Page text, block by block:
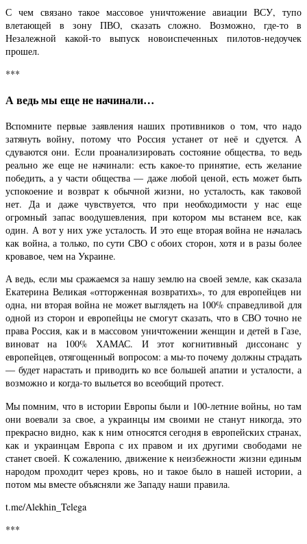
С чем связано такое массовое уничтожение авиации ВСУ, тупо
влетающей в зону ПВО, сказать сложно. Возможно, где-то в
Незалежной какой-то выпуск новоиспеченных пилотов-недоучек
прошел.
***
А ведь мы еще не начинали…
Вспомните первые заявления наших противников о том, что надо
затянуть войну, потому что Россия устанет от неё и сдуется. А
сдуваются они. Если проанализировать состояние общества, то ведь
реально же еще не начинали: есть какое-то принятие, есть желание
победить, а у части общества — даже любой ценой, есть может быть
успокоение и возврат к обычной жизни, но усталость, как таковой
нет. Да и даже чувствуется, что при необходимости у нас еще
огромный запас воодушевления, при котором мы встанем все, как
один. А вот у них уже усталость. И это еще вторая война не началась
как война, а только, по сути СВО с обоих сторон, хотя и в разы более
кровавое, чем на Украине.
А ведь, если мы сражаемся за нашу землю на своей земле, как сказала
Екатерина Великая «отторженная возвратихъ», то для европейцев ни
одна, ни вторая война не может выглядеть на 100% справедливой для
одной из сторон и европейцы не смогут сказать, что в СВО точно не
права Россия, как и в массовом уничтожении женщин и детей в Газе,
виноват на 100% ХАМАС. И этот когнитивный диссонанс у
европейцев, отягощенный вопросом: а мы-то почему должны страдать
— будет нарастать и приводить ко все большей апатии и усталости, а
возможно и когда-то выльется во всеобщий протест.
Мы помним, что в истории Европы были и 100-летние войны, но там
они воевали за свое, а украинцы им своими не станут никогда, это
прекрасно видно, как к ним относятся сегодня в европейских странах,
как и украинцам Европа с их правом и их другими свободами не
станет своей. К сожалению, движение к неизбежности жизни единым
народом проходит через кровь, но и такое было в нашей истории, а
потом мы вместе объясняли же Западу наши правила.
t.me/Alekhin_Telega
***